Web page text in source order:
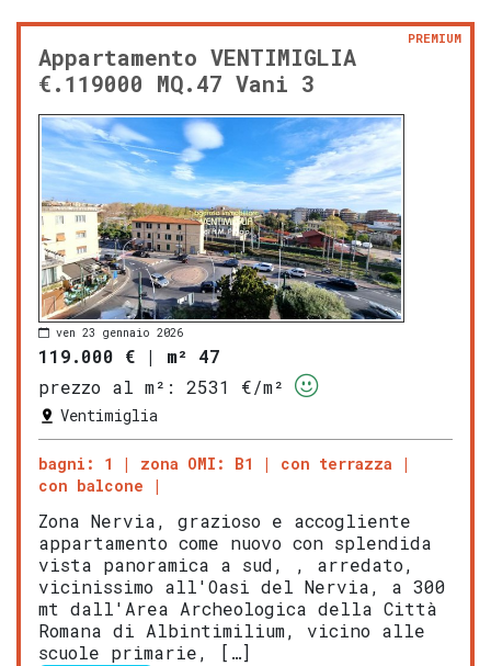
Appartamento VENTIMIGLIA
€.119000 MQ.47 Vani 3
PREMIUM
ven 23 gennaio 2026
119.000 € | m² 47
prezzo al m²:
2531 €/m²
Ventimiglia
bagni: 1 zona OMI: B1
con terrazza
con balcone
Zona Nervia, grazioso e accogliente
appartamento come nuovo con splendida
vista panoramica a sud, , arredato,
vicinissimo all'Oasi del Nervia, a 300
mt dall'Area Archeologica della Città
Romana di Albintimilium, vicino alle
scuole primarie, […]